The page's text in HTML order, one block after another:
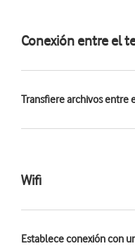
Conexión entre el
Transfiere archivos entre
Wifi
Establece conexión con